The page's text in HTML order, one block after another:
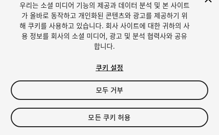
1/13
$9.95
세금/부가세는 결제 시 반영됩니다.
우리는 소셜 미디어 기능의 제공과 데이터 분석 및 본 사이트
가 올바로 동작하고 개인화된 콘텐츠와 광고를 제공하기 위
해 쿠키를 사용하고 있습니다. 회사 사이트에 대한 귀하의 사
용 정보를 회사의 소셜 미디어, 광고 및 분석 협력사와 공유
합니다.
쿠키 설정
모두 거부
모든 쿠키 허용